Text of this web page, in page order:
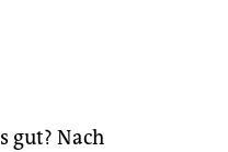
gut? Nach